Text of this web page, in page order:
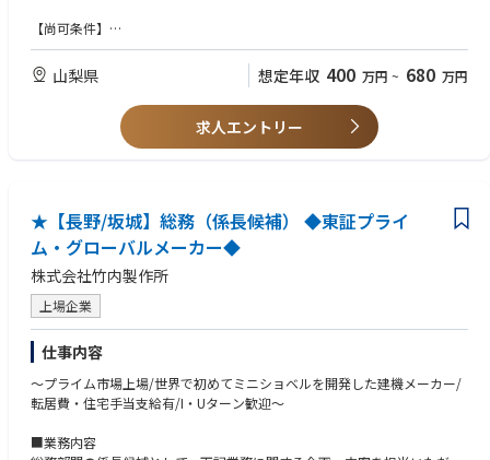
6名（Mgr、人事労務担当、中途採用担当、総務および新卒採用担当、勤怠
給与担当、派遣事務）
メンバー→人事グループ総務チームリーダー→人事グループMgr
■ 安全衛生管理
・安全衛生委員会運営
・労働安全衛生法に基づく体制の整備、運営
・労災対策/再発防止策立案/職場環境の改善
■ 防災・BCP対応
・防災体制整備
・安否確認対応
■ 環境・施設管理
・共有インフラ（厚生）施設の管理・営繕
・工場／オフィス設備の保守・修繕対応
・ISO14001など事務局業務・外部監査対応
■ 健康経営
・各種健康診断・予防接種等の管理運営
【尚可条件】
・メーカーでの総務、人事労務実務のご経験
・衛生管理者、安全管理者、防火管理者、化学物質管理者、
商業および工業簿記2級の有資格者
・法令対応、ガバナンス、内部統制、社内規定整備にかかる業務経験
・株主総会、取締役会の行事対応
・行政対応／法令関連業務
山梨県 想定年収 400 万円 ~ 680 万円
求人エントリー
★【長野/坂城】総務（係長候補） ◆東証プライ
ム・グローバルメーカー◆
株式会社竹内製作所
上場企業
仕事内容
～プライム市場上場/世界で初めてミニショベルを開発した建機メーカー/
転居費・住宅手当支給有/I・Uターン歓迎～
■業務内容